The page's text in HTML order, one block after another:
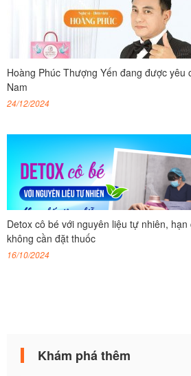
Hoàng Phúc Thượng Yến đang được yêu
Nam
24/12/2024
Detox cô bé với nguyên liệu tự nhiên,
không cần đặt thuốc
16/10/2024
Khám phá thêm